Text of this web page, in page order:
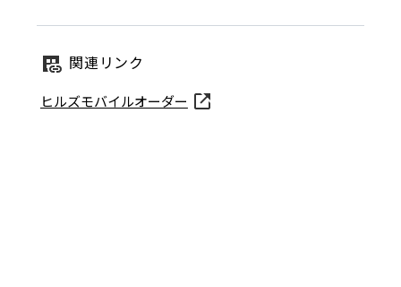
関連リンク
ヒルズモバイルオーダー